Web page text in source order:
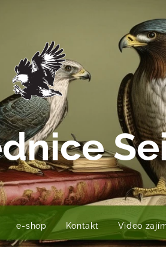
e-shop Kontakt Video